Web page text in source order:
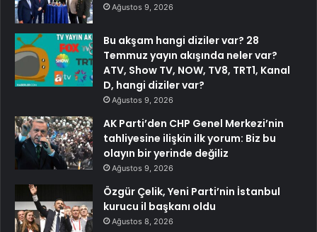
Ağustos 9, 2026
Bu akşam hangi diziler var? 28
Temmuz yayın akışında neler var?
ATV, Show TV, NOW, TV8, TRT1, Kanal
D, hangi diziler var?
Ağustos 9, 2026
AK Parti’den CHP Genel Merkezi’nin
tahliyesine ilişkin ilk yorum: Biz bu
olayın bir yerinde değiliz
Ağustos 9, 2026
Özgür Çelik, Yeni Parti’nin İstanbul
kurucu il başkanı oldu
Ağustos 8, 2026